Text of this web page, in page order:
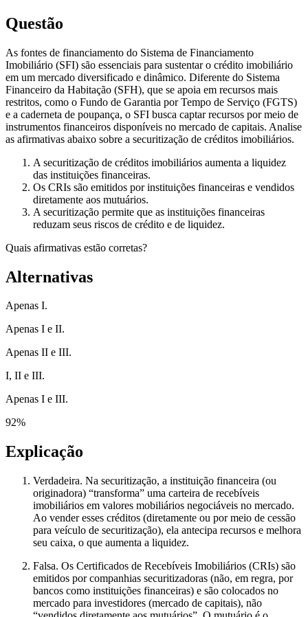
Questão
As fontes de financiamento do Sistema de Financiamento
Imobiliário (SFI) são essenciais para sustentar o crédito imobiliário
em um mercado diversificado e dinâmico. Diferente do Sistema
Financeiro da Habitação (SFH), que se apoia em recursos mais
restritos, como o Fundo de Garantia por Tempo de Serviço (FGTS)
e a caderneta de poupança, o SFI busca captar recursos por meio de
instrumentos financeiros disponíveis no mercado de capitais. Analise
as afirmativas abaixo sobre a securitização de créditos imobiliários.
A securitização de créditos imobiliários aumenta a liquidez
das instituições financeiras.
Os CRIs são emitidos por instituições financeiras e vendidos
diretamente aos mutuários.
A securitização permite que as instituições financeiras
reduzam seus riscos de crédito e de liquidez.
Quais afirmativas estão corretas?
Alternativas
Apenas I.
Apenas I e II.
Apenas II e III.
I, II e III.
Apenas I e III.
92%
Explicação
Verdadeira. Na securitização, a instituição financeira (ou
originadora) “transforma” uma carteira de recebíveis
imobiliários em valores mobiliários negociáveis no mercado.
Ao vender esses créditos (diretamente ou por meio de cessão
para veículo de securitização), ela antecipa recursos e melhora
seu caixa, o que aumenta a liquidez.
Falsa. Os Certificados de Recebíveis Imobiliários (CRIs) são
emitidos por companhias securitizadoras (não, em regra, por
bancos como instituições financeiras) e são colocados no
mercado para investidores (mercado de capitais), não